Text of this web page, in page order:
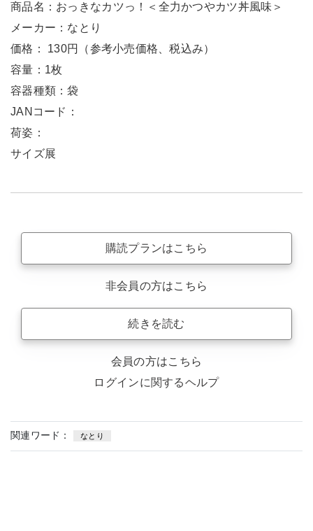
商品名：おっきなカツっ！＜全力かつやカツ丼風味＞
メーカー：なとり
価格： 130円（参考小売価格、税込み）
容量：1枚
容器種類：袋
JANコード：
荷姿：
サイズ展
購読プランはこちら
非会員の方はこちら
続きを読む
会員の方はこちら
ログインに関するヘルプ
関連ワード： なとり